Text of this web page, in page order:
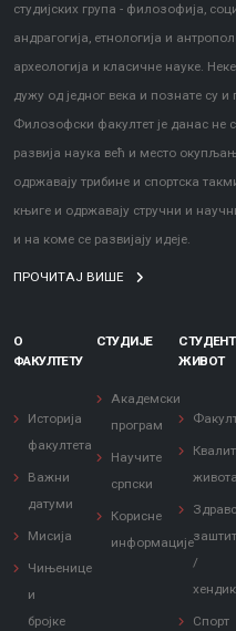
студијских група - филозофија,
андрагогија, етнологија и
археологија и класичне науке.
дужу од једног века и познате су и
Филозофски факултет је данас не
развија наука већ и место
одржавају трибине и спортска
књиге и одржавају стручни и
и на коме се развијају идеје.
ПРОЧИТАЈ ВИШЕ
О
ФАКУЛТЕТУ
Историја
факултета
Важни
датуми
Мисија
Чињенице
и
бројке
СТУДИЈЕ
Академски
програм
Научите
српски
Корисне
информације
ЖИВОТ
живота
/
Спорт